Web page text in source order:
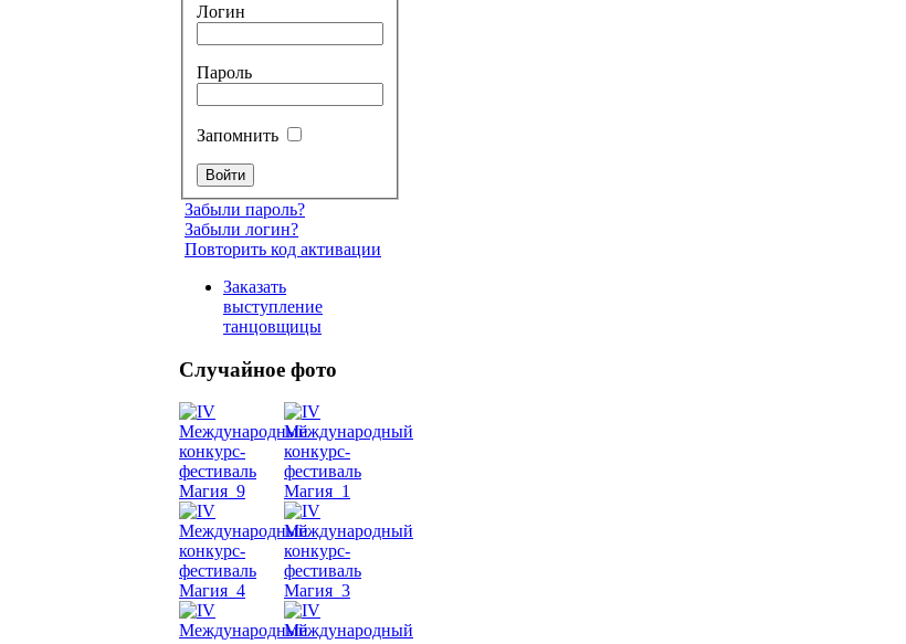
Логин
Пароль
Запомнить
Забыли пароль?
Забыли логин?
Повторить код активации
Заказать
выступление
танцовщицы
Случайное фото
Танец
Belly
уроки